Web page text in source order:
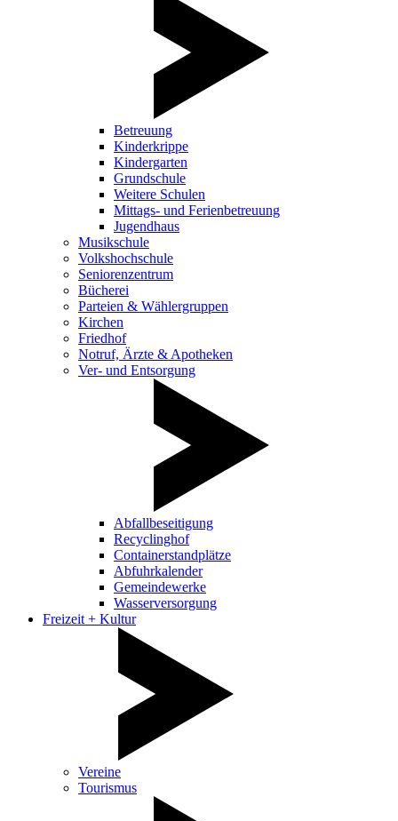
Betreuung
Kinderkrippe
Kindergarten
Grundschule
Weitere Schulen
Mittags- und Ferienbetreuung
Jugendhaus
Musikschule
Volkshochschule
Seniorenzentrum
Bücherei
Parteien & Wählergruppen
Kirchen
Friedhof
Notruf, Ärzte & Apotheken
Ver- und Entsorgung
Abfallbeseitigung
Recyclinghof
Containerstandplätze
Abfuhrkalender
Gemeindewerke
Wasserversorgung
Freizeit + Kultur
Vereine
Tourismus